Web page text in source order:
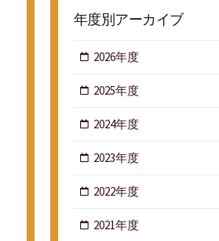
年度別アーカイブ
2026年度
2025年度
2024年度
2023年度
2022年度
2021年度